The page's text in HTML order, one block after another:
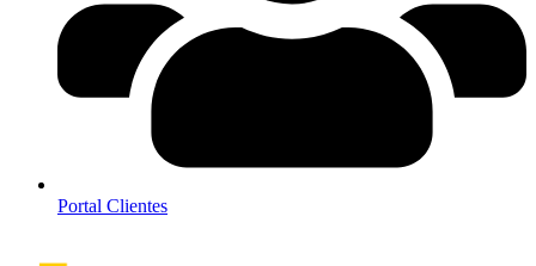
Portal Clientes